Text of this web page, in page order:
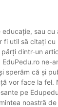
sau cu
fi util să citați cu
dintr-un
ne-
sperăm că și
vor face la fel.
pe
noastră